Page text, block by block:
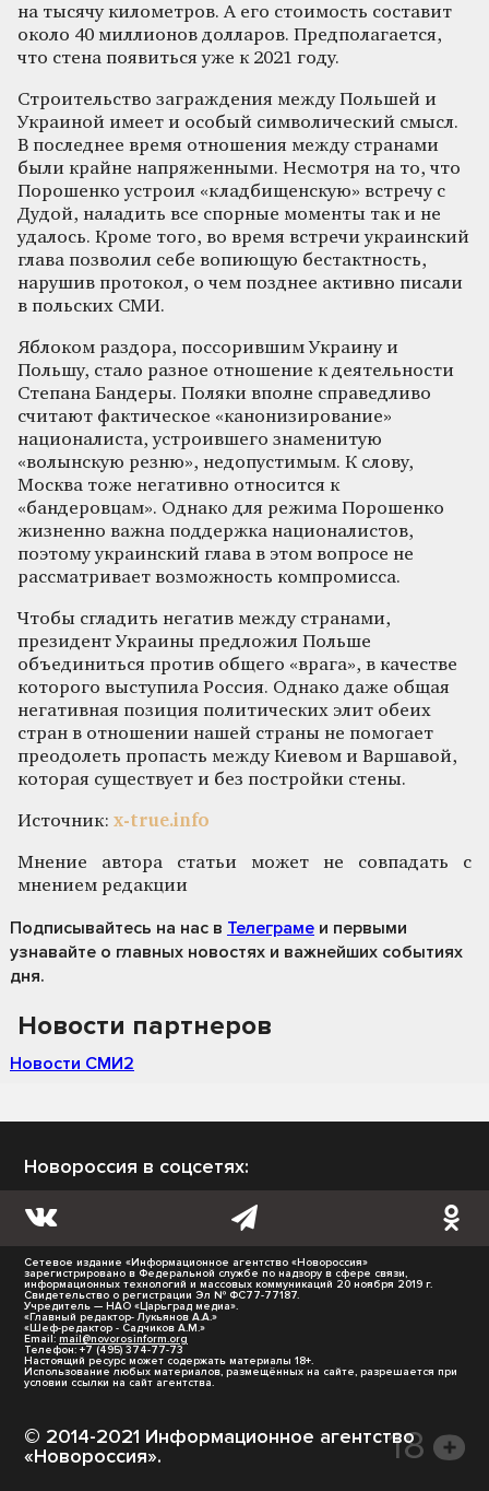
на тысячу километров. А его стоимость составит
около 40 миллионов долларов. Предполагается,
что стена появиться уже к 2021 году.
Строительство заграждения между Польшей и
Украиной имеет и особый символический смысл.
В последнее время отношения между странами
были крайне напряженными. Несмотря на то, что
Порошенко устроил «кладбищенскую» встречу с
Дудой, наладить все спорные моменты так и не
удалось. Кроме того, во время встречи украинский
глава позволил себе вопиющую бестактность,
нарушив протокол, о чем позднее активно писали
в польских СМИ.
Яблоком раздора, поссорившим Украину и
Польшу, стало разное отношение к деятельности
Степана Бандеры. Поляки вполне справедливо
считают фактическое «канонизирование»
националиста, устроившего знаменитую
«волынскую резню», недопустимым. К слову,
Москва тоже негативно относится к
«бандеровцам». Однако для режима Порошенко
жизненно важна поддержка националистов,
поэтому украинский глава в этом вопросе не
рассматривает возможность компромисса.
Чтобы сгладить негатив между странами,
президент Украины предложил Польше
объединиться против общего «врага», в качестве
которого выступила Россия. Однако даже общая
негативная позиция политических элит обеих
стран в отношении нашей страны не помогает
преодолеть пропасть между Киевом и Варшавой,
которая существует и без постройки стены.
Источник: x-true.info
Мнение автора статьи может не совпадать с
мнением редакции
Подписывайтесь на нас в Телеграме и первыми
узнавайте о главных новостях и важнейших событиях
дня.
Новости партнеров
Новости СМИ2
Новороссия в соцсетях:
Сетевое издание «Информационное агентство «Новороссия»
зарегистрировано в Федеральной службе по надзору в сфере связи,
информационных технологий и массовых коммуникаций 20 ноября 2019 г.
Свидетельство о регистрации Эл № ФС77-77187.
Учредитель — НАО «Царьград медиа».
«Главный редактор- Лукьянов А.А.»
«Шеф-редактор - Садчиков А.М.»
Email: mail@novorosinform.org
Телефон: +7 (495) 374-77-73
Настоящий ресурс может содержать материалы 18+.
Использование любых материалов, размещённых на сайте, разрешается при
условии ссылки на сайт агентства.
© 2014-2021 Информационное агентство
«Новороссия».